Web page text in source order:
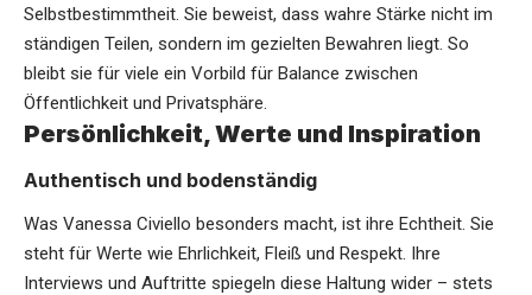
Selbstbestimmtheit. Sie beweist, dass wahre Stärke nicht im
ständigen Teilen, sondern im gezielten Bewahren liegt. So
bleibt sie für viele ein Vorbild für Balance zwischen
Öffentlichkeit und Privatsphäre.
Persönlichkeit, Werte und Inspiration
Authentisch und bodenständig
Was Vanessa Civiello besonders macht, ist ihre Echtheit. Sie
steht für Werte wie Ehrlichkeit, Fleiß und Respekt. Ihre
Interviews und Auftritte spiegeln diese Haltung wider – stets